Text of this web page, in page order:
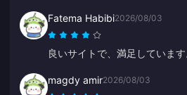
Fatema Habibi2026/08/03
良いサイトで、満足しています
magdy amir2026/08/03